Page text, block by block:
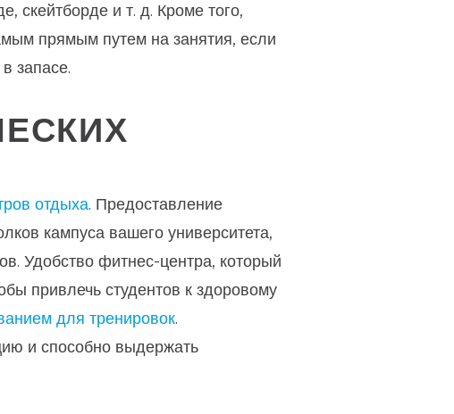
скейтборде и т. д. Кроме того,
прямым путем на занятия, если
запасе.
отдыха. Предоставление
кампуса вашего университета,
Удобство фитнес-центра, который
привлечь студентов к здоровому
для тренировок.
и способно выдержать